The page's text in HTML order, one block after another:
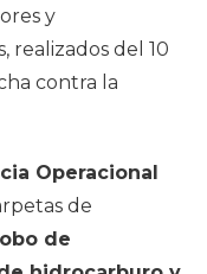
y
realizados del 10
contra la
Operacional
de
de